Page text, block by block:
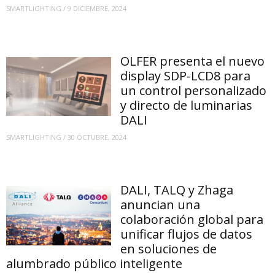
SMARTLIGHTING / 9 DICIEMBRE, 2024
OLFER presenta el nuevo
display SDP-LCD8 para
un control personalizado
y directo de luminarias
DALI
SMARTLIGHTING / 30 OCTUBRE, 2024
DALI, TALQ y Zhaga
anuncian una
colaboración global para
unificar flujos de datos
en soluciones de
alumbrado público inteligente